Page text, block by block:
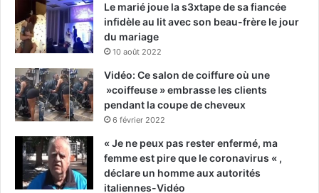
Le marié joue la s3xtape de sa fiancée
infidèle au lit avec son beau-frère le jour
du mariage
10 août 2022
Vidéo: Ce salon de coiffure où une
»coiffeuse » embrasse les clients
pendant la coupe de cheveux
6 février 2022
« Je ne peux pas rester enfermé, ma
femme est pire que le coronavirus « ,
déclare un homme aux autorités
italiennes-Vidéo